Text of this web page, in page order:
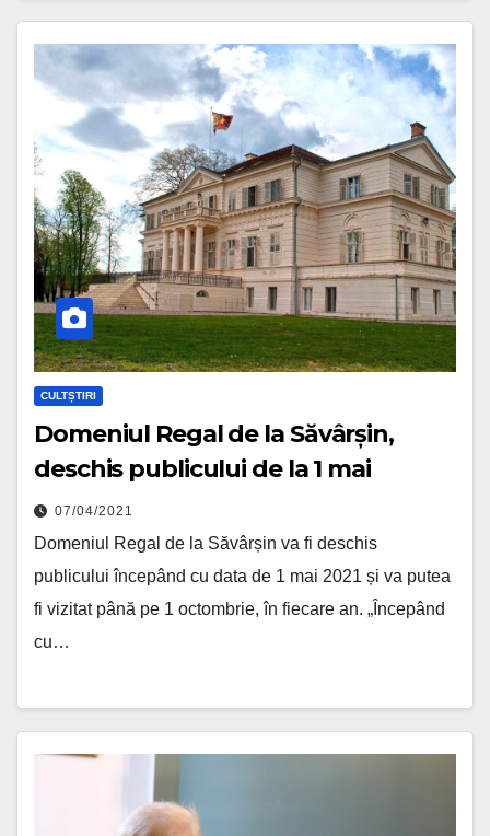
CULTȘTIRI
Domeniul Regal de la Săvârșin,
deschis publicului de la 1 mai
07/04/2021
Domeniul Regal de la Săvârșin va fi deschis
publicului începând cu data de 1 mai 2021 și va putea
fi vizitat până pe 1 octombrie, în fiecare an. „Începând
cu…